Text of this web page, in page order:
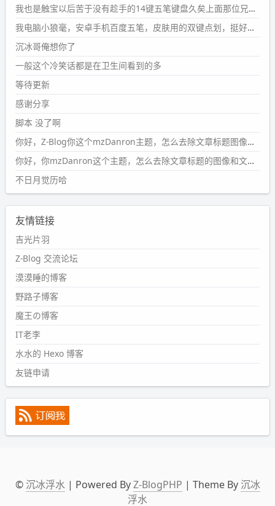
#PubWord要不我每年汇总整理一次？？碎雨集_沉冰浮水_
第1页https://www.wdssmq.com/tag/%E7%A2%8E%E9%9
B%A8%E9%9B%86/
wdssmq
2024-09-23 20:58:40
#PubWord
条嘟？？？？
wdssmq
2024-09-15 10:32:07
#PubWordVSCode 内 git 操作卡住的时候没办法主动取消
一直是个痛点，一般都是推送或拉取，今天连提交都卡
了。。
wdssmq
2024-09-11 08:45:43
#PubWord
然后天凉了，为了应对踢被子买了睡袋，不知道 1.2 米会不
会略窄。。
wdssmq
2024-09-09 19:43:00
#PubWord
表，21 年 11 月底发现 B 站上线了这部，直到前几天才看
完，还是分两次看的。。接下来有五项是 2019 年的，都是
电影 —— 略长的待办列表。。
我也是触宝以后苦于没有趁手的14键五笔键盘久矣上面那位兄台用的百度双键点划布局我也用过很久，那个皮肤做得很粗糙，个别键位的触发区域是错位的，快速打字时很容易出错，修改它的皮肤文件校正后勉强能用，但早年出的皮肤分辨率太低，实在谈不上美观。百度小米定制版的商店里有一个"小黑板"皮肤还不错(百度官方输入法商店里没有)，但那个风格我不喜欢这两天找到了一个叫"森林集"的公众号，开发了海量的皮肤，很多都有14键版本，付费但很便宜，几块钱，终于有自己满意的输入法了搜了一下，这个工作室还是百度的官方合作伙伴，不知道为什么14键作品都不在官方商店上架，难道是百度官方在刻意放弃14键？
我电脑小狼毫，安卓手机百度五笔，皮肤用的双键点划，挺好的。
沉冰哥俺想你了
一般这个冷笑话都是在卫生间看到的多
等待更新
感谢分享
脚本 没了啊
你好，Z-Blog你这个mzDanron主题，怎么去除文章标题图像和文章摘要，仅显示标题，感谢回复！
你好，你mzDanron这个主题，怎么去除文章标题的图像和文章摘要！仅显示标题，感谢回复解决！
不日月觉历哈
友情链接
吉光片羽
Z-Blog 交流论坛
漠漠睡的博客
野路子博客
魔王の博客
IT老李
水水的 Hexo 博客
友链申请
© 沉冰浮水| Powered ByZ-BlogPHP | Theme By 沉冰
浮水